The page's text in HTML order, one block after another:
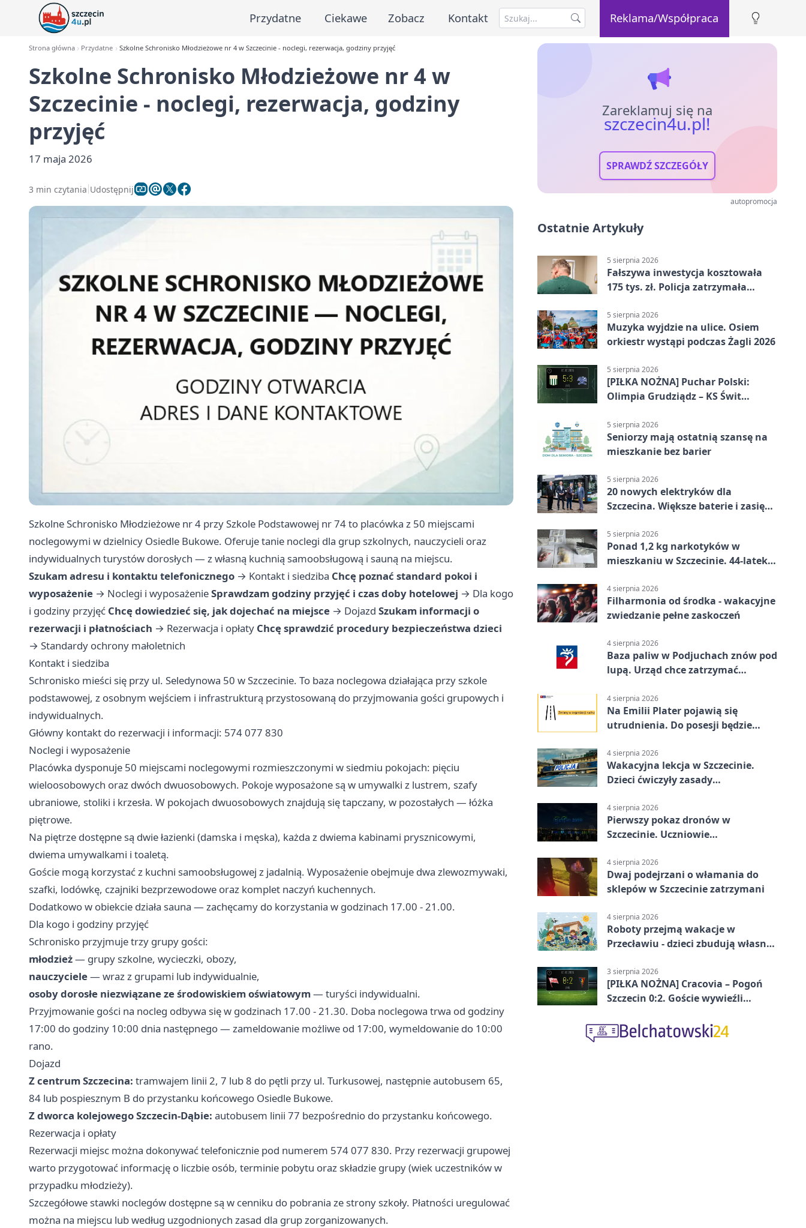
Przydatne Ciekawe Zobacz Kontakt Reklama/Współpraca
Strona główna Przydatne Szkolne Schronisko Młodzieżowe nr 4 w Szczecinie - noclegi, rezerwacja, godziny przyjęć
Szkolne Schronisko Młodzieżowe nr 4 w
Szczecinie - noclegi, rezerwacja, godziny
przyjęć
17 maja 2026
3 min czytania Udostępnij
Szkolne Schronisko Młodzieżowe nr 4 przy Szkole Podstawowej nr 74 to placówka z 50 miejscami
noclegowymi w dzielnicy Osiedle Bukowe. Oferuje tanie noclegi dla grup szkolnych, nauczycieli oraz
indywidualnych turystów dorosłych — z własną kuchnią samoobsługową i sauną na miejscu.
Szukam adresu i kontaktu telefonicznego → Kontakt i siedziba Chcę poznać standard pokoi i
wyposażenie → Noclegi i wyposażenieSprawdzam godziny przyjęć i czas doby hotelowej → Dla kogo
i godziny przyjęć Chcę dowiedzieć się, jak dojechać na miejsce → Dojazd Szukam informacji o
rezerwacji i płatnościach → Rezerwacja i opłaty Chcę sprawdzić procedury bezpieczeństwa dzieci
→ Standardy ochrony małoletnich
Kontakt i siedziba
Schronisko mieści się przy ul. Seledynowa 50 w Szczecinie. To baza noclegowa działająca przy szkole
podstawowej, z osobnym wejściem i infrastrukturą przystosowaną do przyjmowania gości grupowych i
indywidualnych.
Główny kontakt do rezerwacji i informacji: 574 077 830
Noclegi i wyposażenie
Placówka dysponuje 50 miejscami noclegowymi rozmieszczonymi w siedmiu pokojach: pięciu
wieloosobowych oraz dwóch dwuosobowych. Pokoje wyposażone są w umywalki z lustrem, szafy
ubraniowe, stoliki i krzesła. W pokojach dwuosobowych znajdują się tapczany, w pozostałych — łóżka
piętrowe.
Na piętrze dostępne są dwie łazienki (damska i męska), każda z dwiema kabinami prysznicowymi,
dwiema umywalkami i toaletą.
Goście mogą korzystać z kuchni samoobsługowej z jadalnią. Wyposażenie obejmuje dwa zlewozmywaki,
szafki, lodówkę, czajniki bezprzewodowe oraz komplet naczyń kuchennych.
Dodatkowo w obiekcie działa sauna — zachęcamy do korzystania w godzinach 17.00 - 21.00.
Dla kogo i godziny przyjęć
Schronisko przyjmuje trzy grupy gości:
młodzież— grupy szkolne, wycieczki, obozy,
nauczyciele— wraz z grupami lub indywidualnie,
osoby dorosłe niezwiązane ze środowiskiem oświatowym— turyści indywidualni.
Przyjmowanie gości na nocleg odbywa się w godzinach 17.00 - 21.30. Doba noclegowa trwa od godziny
17:00 do godziny 10:00 dnia następnego — zameldowanie możliwe od 17:00, wymeldowanie do 10:00
rano.
Dojazd
Z centrum Szczecina: tramwajem linii 2, 7 lub 8 do pętli przy ul. Turkusowej, następnie autobusem 65,
84 lub pospiesznym B do przystanku końcowego Osiedle Bukowe.
Z dworca kolejowego Szczecin-Dąbie: autobusem linii 77 bezpośrednio do przystanku końcowego.
Rezerwacja i opłaty
Rezerwacji miejsc można dokonywać telefonicznie pod numerem 574 077 830. Przy rezerwacji grupowej
warto przygotować informację o liczbie osób, terminie pobytu oraz składzie grupy (wiek uczestników w
przypadku młodzieży).
Szczegółowe stawki noclegów dostępne są w cenniku do pobrania ze strony szkoły. Płatności uregulować
można na miejscu lub według uzgodnionych zasad dla grup zorganizowanych.
Zareklamuj się na
szczecin4u.pl!
SPRAWDŹ SZCZEGÓŁY
autopromocja
Ostatnie Artykuły
5 sierpnia 2026
Fałszywa inwestycja kosztowała
175 tys. zł. Policja zatrzymała
5 sierpnia 2026
Muzyka wyjdzie na ulice. Osiem
orkiestr wystąpi podczas Żagli 2026
5 sierpnia 2026
[PIŁKA NOŻNA] Puchar Polski:
Olimpia Grudziądz – KS Świt
stracił dwubramkowe prowadzenie
5 sierpnia 2026
Seniorzy mają ostatnią szansę na
mieszkanie bez barier
5 sierpnia 2026
20 nowych elektryków dla
Szczecina. Większe baterie i zasięg
5 sierpnia 2026
Ponad 1,2 kg narkotyków w
mieszkaniu w Szczecinie. 44-latek
4 sierpnia 2026
Filharmonia od środka - wakacyjne
zwiedzanie pełne zaskoczeń
4 sierpnia 2026
Baza paliw w Podjuchach znów pod
lupą. Urząd chce zatrzymać
4 sierpnia 2026
Na Emilii Plater pojawią się
utrudnienia. Do posesji będzie
4 sierpnia 2026
Wakacyjna lekcja w Szczecinie.
Dzieci ćwiczyły zasady
4 sierpnia 2026
Pierwszy pokaz dronów w
Szczecinie. Uczniowie
4 sierpnia 2026
Dwaj podejrzani o włamania do
sklepów w Szczecinie zatrzymani
4 sierpnia 2026
Roboty przejmą wakacje w
Przecławiu - dzieci zbudują własne
3 sierpnia 2026
[PIŁKA NOŻNA] Cracovia – Pogoń
Szczecin 0:2. Goście wywieźli
Ekstraklasy